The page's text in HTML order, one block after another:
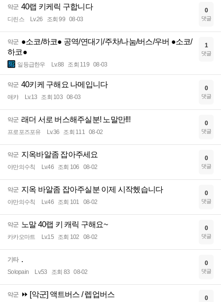
악군 40랩 키케릭 구합니다
디린스 Lv.26 조회 99 08-03
0
댓글
악군 ●소코/하코● 공역/연대기/주차/나눔/버스/우버 ●소코/
하코●
일등급한우 Lv.88 조회 119 08-03
1
댓글
악군 40키케 구해요 나메입니다
애캬 Lv.13 조회 103 08-03
0
댓글
악군 래더 서로 버스해주실분! 노말만!!!
프로포즈포유 Lv.36 조회 111 08-02
0
댓글
악군 지옥바알좀 잡아주세요
야만의수칙 Lv.46 조회 106 08-02
0
댓글
악군 지옥 바알좀 잡아주실분 이제 시작헸습니다
야만의수칙 Lv.46 조회 101 08-02
0
댓글
악군 노말 40랩 키 캐릭 구해요~
카카오마트 Lv.15 조회 102 08-02
0
댓글
기타 .
Solopain Lv.53 조회 83 08-02
0
댓글
악군 ⏩ [악군] 액트버스 / 렙업버스 0